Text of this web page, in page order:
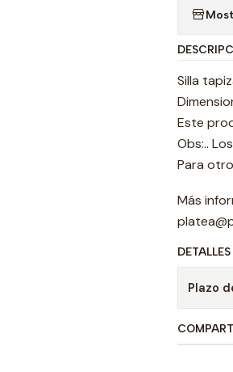
Silla
Este
Obs:..
Para
Más
DETALLES
Plazo